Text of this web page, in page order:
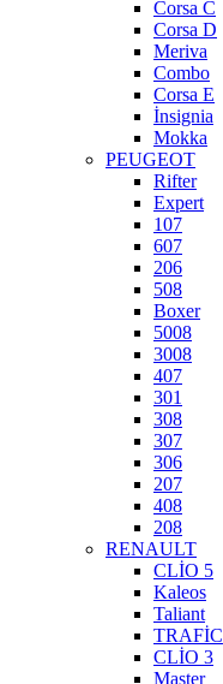
Corsa C
Corsa D
Meriva
Combo
Corsa E
İnsignia
Mokka
PEUGEOT
Rifter
Expert
107
607
206
508
Boxer
5008
3008
407
301
308
307
306
207
408
208
RENAULT
CLİO 5
Kaleos
Taliant
TRAFİC
CLİO 3
Master